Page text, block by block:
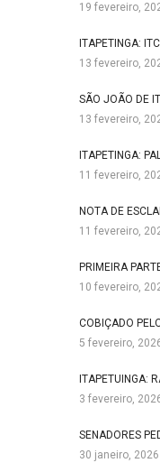
19 fevereiro,
ITAPETINGA:
13 fevereiro,
SÃO JOÃO DE
13 fevereiro,
ITAPETINGA:
11 fevereiro,
NOTA DE
11 fevereiro,
PRIMEIRA
10 fevereiro,
COBIÇADO
5 fevereiro,
ITAPETUINGA:
3 fevereiro,
SENADORES
30 janeiro, 2026